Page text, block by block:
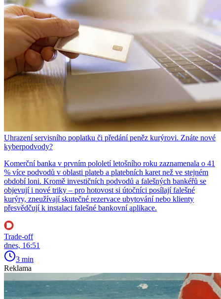
Uhrazení servisního poplatku či předání peněz kurýrovi. Znáte nové
kyberpodvody?
Komerční banka v prvním pololetí letošního roku zaznamenala o 41
% více podvodů v oblasti plateb a platebních karet než ve stejném
období loni. Kromě investičních podvodů a falešných bankéřů se
objevují i nové triky – pro hotovost si útočníci posílají falešné
kurýry, zneužívají skutečné rezervace ubytování nebo klienty
přesvědčují k instalaci falešné bankovní aplikace.
Trade-off
dnes, 16:51
3 min
Reklama